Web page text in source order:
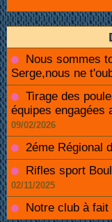
Nous sommes
Serge,nous ne
Tirage des
équipes engagées
09/02/2026
2éme Régional
Rifles sport
02/11/2025
Notre club à